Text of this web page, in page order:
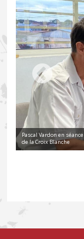
Pascal Vardon en
de la Croix Blanche